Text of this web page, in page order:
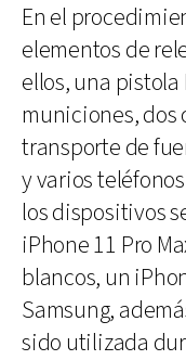
En el
elementos de
ellos, una
municiones, dos
transporte de
y varios
los dispositivos
iPhone 11 Pro
blancos, un
Samsung,
sido utilizada